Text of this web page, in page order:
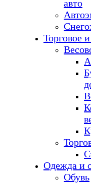
авто
Торговое
Одежда и
Обувь